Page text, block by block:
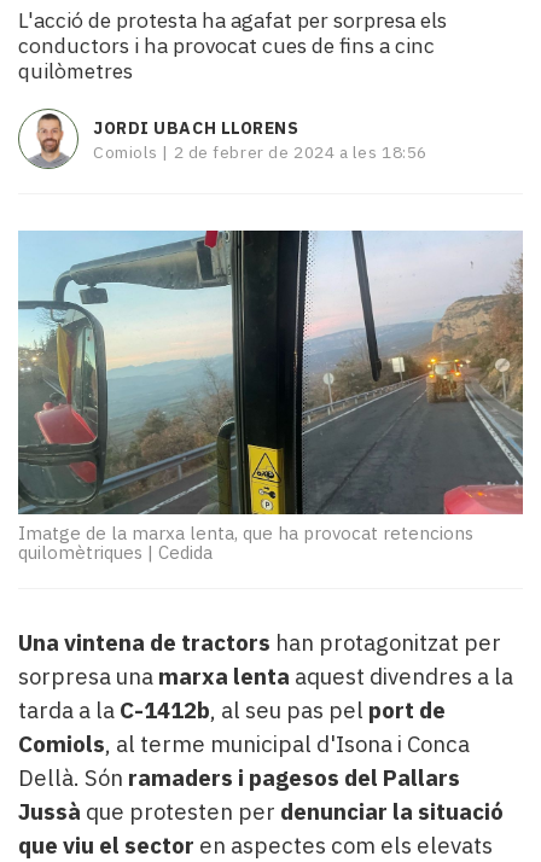
Cultura
Esports
Mai
tant!
TV
i
Reportatges
Entrevistes
Enquestes
A
escena!
Dis
la
teva!
Subscriptors
La
newsletter
Contingut
patrocinat
Lo
més
llegit...
Editorial
L'acció de protesta ha agafat per sorpresa els
conductors i ha provocat cues de fins a cinc
quilòmetres
JORDI UBACH LLORENS
Comiols | 2 de febrer de 2024 a les 18:56
Imatge de la marxa lenta, que ha provocat retencions
quilomètriques | Cedida
Una vintena de tractors han protagonitzat per
sorpresa una marxa lenta aquest divendres a la
tarda a la C-1412b, al seu pas pel port de
Comiols, al terme municipal d'Isona i Conca
Dellà. Són ramaders i pagesos del Pallars
Jussà que protesten per denunciar la situació
que viu el sector en aspectes com els elevats